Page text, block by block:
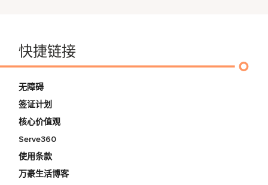
快捷链接
无障碍
签证计划
核心价值观
Serve360
使用条款
万豪生活博客